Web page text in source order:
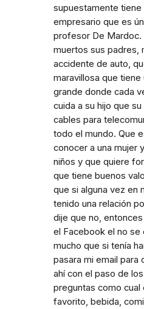
supuestamente tiene
empresario que es
profesor De Mardoc.
muertos sus padres,
accidente de auto,
maravillosa que tiene
grande donde cada
cuida a su hijo que
cables para
todo el mundo. Que
conocer a una mujer
niños y que quiere
que tiene buenos
que si alguna vez en
tenido una relación
dije que no,
el Facebook el no se
mucho que si tenía
pasara mi email para
ahí con el paso de
preguntas como cual
favorito, bebida,